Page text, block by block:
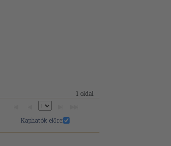
1 oldal
Kaphatók előre: